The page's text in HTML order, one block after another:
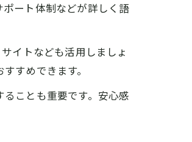
ート体制などが詳しく語
イトなども活用しましょ
すめできます。
ことも重要です。安心感